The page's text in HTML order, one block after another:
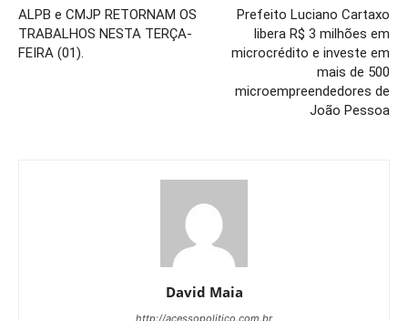
ALPB e CMJP RETORNAM OS
TRABALHOS NESTA TERÇA-
FEIRA (01).
Prefeito Luciano Cartaxo
libera R$ 3 milhões em
microcrédito e investe em
mais de 500
microempreendedores de
João Pessoa
David Maia
http://acessopolitico.com.br